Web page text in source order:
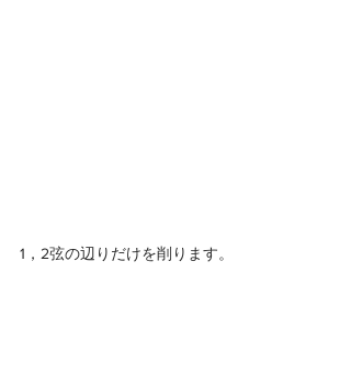
1，2弦の辺りだけを削ります。